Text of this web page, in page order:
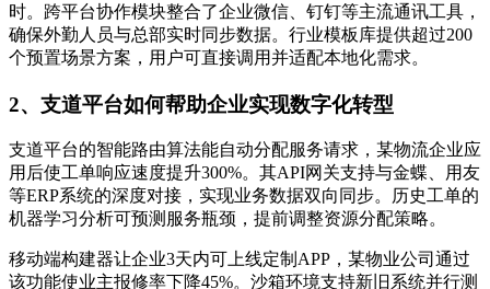
时。跨平台协作模块整合了企业微信、钉钉等主流通讯工具，
确保外勤人员与总部实时同步数据。行业模板库提供超过200
个预置场景方案，用户可直接调用并适配本地化需求。
2、支道平台如何帮助企业实现数字化转型
支道平台的智能路由算法能自动分配服务请求，某物流企业应
用后使工单响应速度提升300%。其API网关支持与金蝶、用友
等ERP系统的深度对接，实现业务数据双向同步。历史工单的
机器学习分析可预测服务瓶颈，提前调整资源分配策略。
移动端构建器让企业3天内可上线定制APP，某物业公司通过
该功能使业主报修率下降45%。沙箱环境支持新旧系统并行测